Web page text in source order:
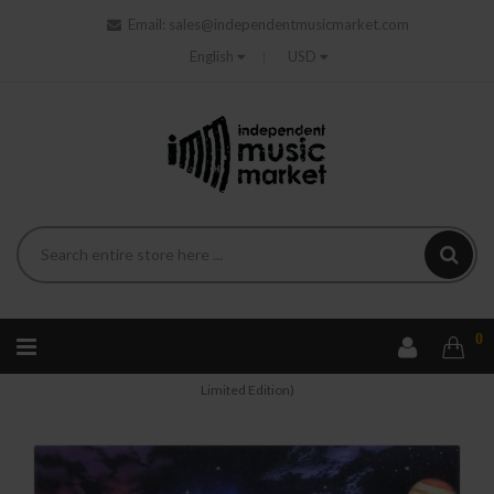
Email:
sales@independentmusicmarket.com
English
USD
0
Pendragon - The Masquerade Overture (CD
Limited Edition)